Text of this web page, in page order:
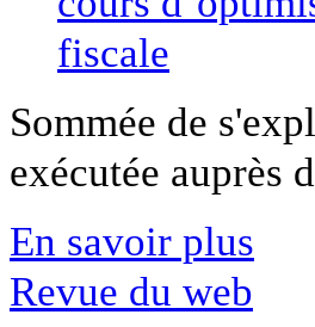
Sommée de
exécutée auprès
En savoir plus
Revue du web